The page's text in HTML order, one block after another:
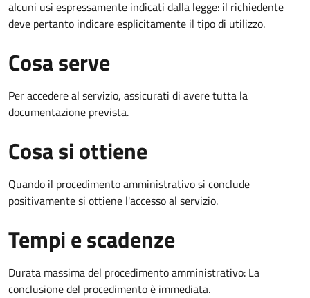
alcuni usi espressamente indicati dalla legge: il richiedente
deve pertanto indicare esplicitamente il tipo di utilizzo.
Cosa serve
Per accedere al servizio, assicurati di avere tutta la
documentazione prevista.
Cosa si ottiene
Quando il procedimento amministrativo si conclude
positivamente si ottiene l'accesso al servizio.
Tempi e scadenze
Durata massima del procedimento amministrativo: La
conclusione del procedimento è immediata.